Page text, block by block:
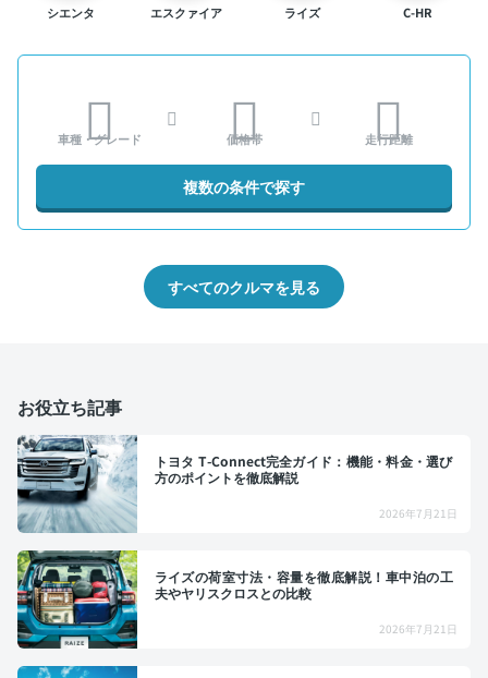
シエンタ エスクァイア ライズ C-HR
車種・グレード 価格帯 走行距離
複数の条件で探す
すべてのクルマを見る
お役立ち記事
トヨタ T-Connect完全ガイド：機能・料金・選び
方のポイントを徹底解説
2026年7月21日
ライズの荷室寸法・容量を徹底解説！車中泊の工
夫やヤリスクロスとの比較
2026年7月21日